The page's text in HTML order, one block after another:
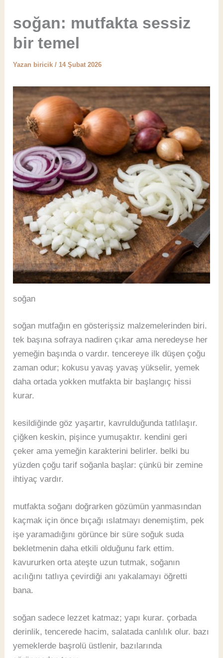
soğan: mutfakta sessiz
bir temel
Yazan biricik/ 14 Şubat 2026
soğan
soğan mutfağın en gösterişsiz malzemelerinden biri.
tek başına sofraya nadiren çıkar ama neredeyse her
yemeğin başında o vardır. tencereye ilk düşen çoğu
zaman odur; kokusu yavaş yavaş yükselir, yemek
daha ortada yokken mutfakta bir başlangıç hissi
kurar.
kesildiğinde göz yaşartır, kavrulduğunda tatlılaşır.
çiğken keskin, pişince yumuşaktır. kendini geri
çeker ama yemeğin karakterini belirler. belki bu
yüzden çoğu tarif soğanla başlar: çünkü bir zemine
ihtiyaç vardır.
mutfakta soğanı doğrarken gözümün yanmasından
kaçmak için önce bıçağı ıslatmayı denemiştim, pek
işe yaramadığını görünce bir süre soğuk suda
bekletmenin daha etkili olduğunu fark ettim.
kavururken orta ateşte uzun tutmak, soğanın
acılığını tatlıya çevirdiği anı yakalamayı öğretti
bana.
soğan sadece lezzet katmaz; yapı kurar. çorbada
derinlik, tencerede hacim, salatada canlılık olur. bazı
yemeklerde başrolü üstlenir, bazılarında